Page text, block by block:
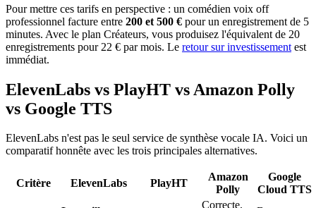
Pour mettre ces tarifs en perspective : un comédien voix off
professionnel facture entre 200 et 500 € pour un enregistrement de 5
minutes. Avec le plan Créateurs, vous produisez l'équivalent de 20
enregistrements pour 22 € par mois. Le retour sur investissement est
immédiat.
ElevenLabs vs PlayHT vs Amazon Polly
vs Google TTS
ElevenLabs n'est pas le seul service de synthèse vocale IA. Voici un
comparatif honnête avec les trois principales alternatives.
Critère ElevenLabs PlayHT
Amazon
Polly
Google
Cloud TTS
Correcte.